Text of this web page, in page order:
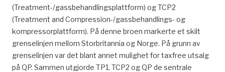
(Treatment-/gassbehandlingsplattform) og TCP2
(Treatment and Compression-/gassbehandlings- og
kompressorplattform). På denne broen markerte et skilt
grenselinjen mellom Storbritannia og Norge. På grunn av
grenselinjen var det blant annet mulighet for taxfree utsalg
på QP. Sammen utgjorde TP1, TCP2 og QP de sentrale